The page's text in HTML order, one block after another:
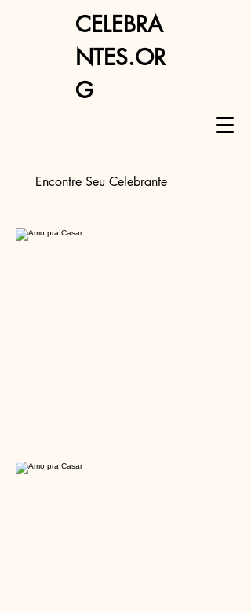
Encontre Seu Celebrante
CELEBRA
NTES.OR
G